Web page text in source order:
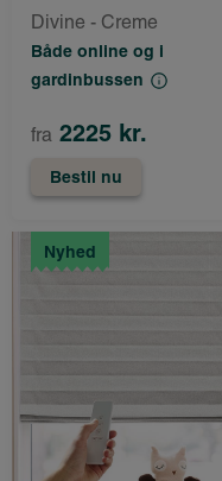
Divine - Creme
Både online og i
gardinbussen
fra 2225 kr.
Bestil nu
Nyhed